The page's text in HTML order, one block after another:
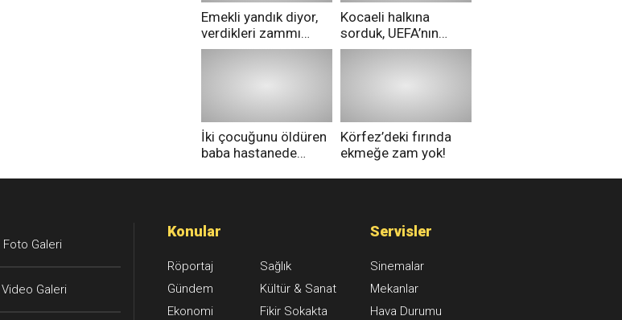
Emekli yandık diyor,
verdikleri zammı
pazarda geri aldılar!
Kocaeli halkına
sorduk, UEFA’nın
Merih Demiral kararı
İki çocuğunu öldüren
baba hastanede
Körfez’deki fırında
ekmeğe zam yok!
Foto Galeri
Video Galeri
Konular
Röportaj
Gündem
Ekonomi
Sağlık
Kültür & Sanat
Fikir Sokakta
Servisler
Sinemalar
Mekanlar
Hava Durumu